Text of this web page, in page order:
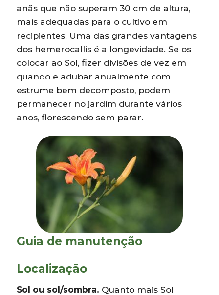
anãs que não superam 30 cm de altura,
mais adequadas para o cultivo em
recipientes. Uma das grandes vantagens
dos hemerocallis é a longevidade. Se os
colocar ao Sol, fizer divisões de vez em
quando e adubar anualmente com
estrume bem decomposto, podem
permanecer no jardim durante vários
anos, florescendo sem parar.
Guia de manutenção
Localização
Sol ou sol/sombra. Quanto mais Sol